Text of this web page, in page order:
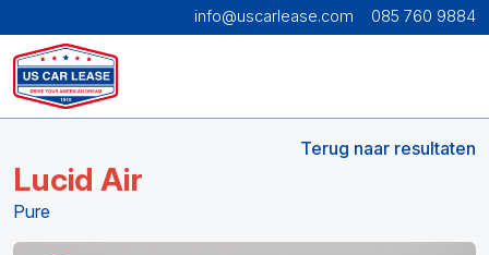
info@uscarlease.com 085 760 9884
Terug naar resultaten
Lucid Air
Pure